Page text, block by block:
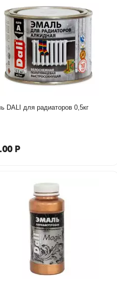
DALI для радиаторов 0,5кг
Р